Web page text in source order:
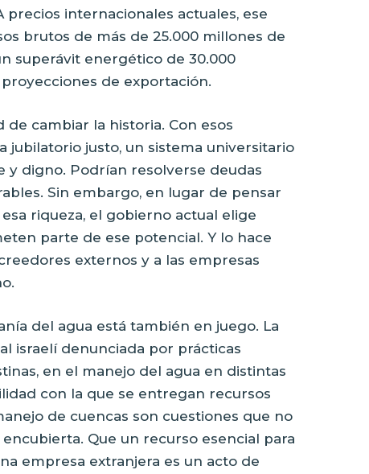
internacionales actuales, ese
brutos de más de 25.000 millones de
superávit energético de 30.000
de exportación.
de cambiar la historia. Con esos
jubilatorio justo, un sistema universitario
y digno. Podrían resolverse deudas
Sin embargo, en lugar de pensar
riqueza, el gobierno actual elige
parte de ese potencial. Y lo hace
externos y a las empresas
del agua está también en juego. La
israelí denunciada por prácticas
en el manejo del agua en distintas
con la que se entregan recursos
de cuencas son cuestiones que no
Que un recurso esencial para
empresa extranjera es un acto de